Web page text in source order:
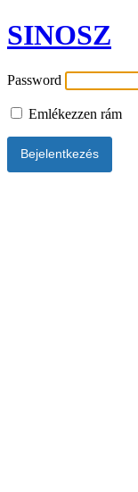
SINOSZ
Password
Emlékezzen rám